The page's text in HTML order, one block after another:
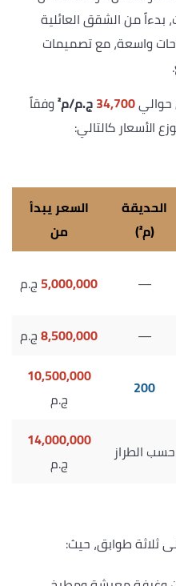
بدءاً من الشقق العائلية
واسعة، مع تصميمات
حوالي34,700ج.م/م² وفقاً
الأسعار كالتالي:
الحديقة
(م²)
السعر يبدأ
من
—
5,000,000 ج.م
—
8,500,000ج.م
200
10,500,000
ج.م
حسب الطراز
14,000,000
ج.م
ثلاثة طوابق، حيث: